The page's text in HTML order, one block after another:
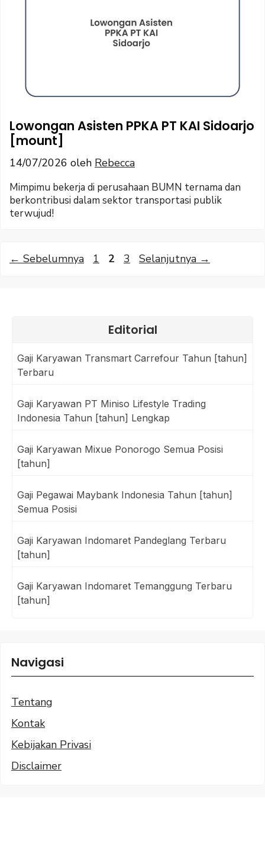
Lowongan Asisten PPKA PT KAI Sidoarjo
[mount]
14/07/2026 oleh Rebecca
Mimpimu bekerja di perusahaan BUMN ternama dan
berkontribusi dalam sektor transportasi publik
terwujud!
← Sebelumnya Halaman
1 Halaman
2 Halaman
3 Selanjutnya →
Editorial
Gaji Karyawan Transmart Carrefour Tahun [tahun]
Terbaru
Gaji Karyawan PT Miniso Lifestyle Trading
Indonesia Tahun [tahun] Lengkap
Gaji Karyawan Mixue Ponorogo Semua Posisi
[tahun]
Gaji Pegawai Maybank Indonesia Tahun [tahun]
Semua Posisi
Gaji Karyawan Indomaret Pandeglang Terbaru
[tahun]
Gaji Karyawan Indomaret Temanggung Terbaru
[tahun]
Navigasi
Tentang
Kontak
Kebijakan Privasi
Disclaimer